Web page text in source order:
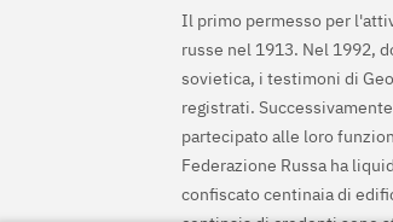
Il primo permesso per
russe nel 1913. Nel 1992,
sovietica, i testimoni di
registrati.
partecipato alle loro
Federazione Russa ha
confiscato centinaia di